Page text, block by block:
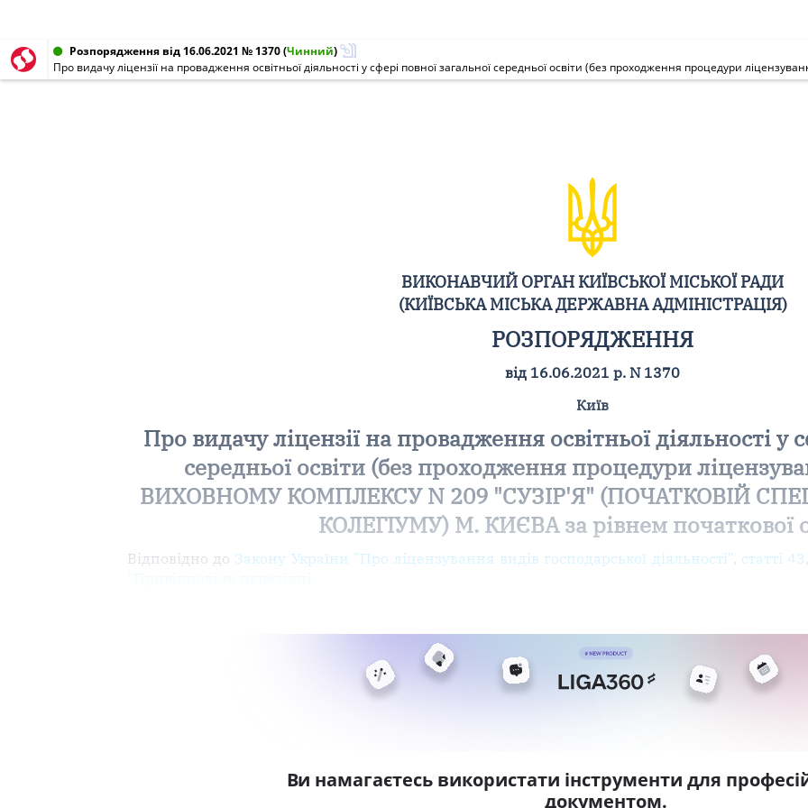
Розпорядження від 16.06.2021 № 1370(Чинний)
ВИКОНАВЧИЙ ОРГАН КИЇВСЬКОЇ МІСЬКОЇ РАДИ
(КИЇВСЬКА МІСЬКА ДЕРЖАВНА АДМІНІСТРАЦІЯ)
РОЗПОРЯДЖЕННЯ
від 16.06.2021 р. N 1370
Київ
Про видачу ліцензії на провадження освітньої діяльності у
середньої освіти (без проходження процедури
ВИХОВНОМУ КОМПЛЕКСУ N 209 "СУЗІР'Я" (ПОЧАТКОВІЙ
КОЛЕГІУМУ) М. КИЄВА за рівнем початкової
Відповідно до Закону України "Про ліцензування видів господарської діяльності", статті 43 ,
Ви намагаєтесь використати інструменти для
документом.